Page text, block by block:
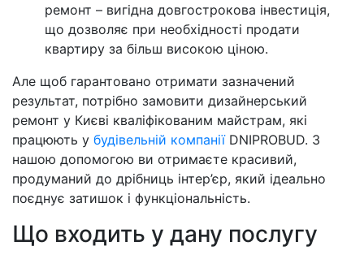
ремонт – вигідна довгострокова інвестиція,
що дозволяє при необхідності продати
квартиру за більш високою ціною.
Але щоб гарантовано отримати зазначений
результат, потрібно замовити дизайнерський
ремонт у Києві кваліфікованим майстрам, які
працюють у будівельній компаніїDNIPROBUD. З
нашою допомогою ви отримаєте красивий,
продуманий до дрібниць інтер’єр, який ідеально
поєднує затишок і функціональність.
Що входить у дану послугу